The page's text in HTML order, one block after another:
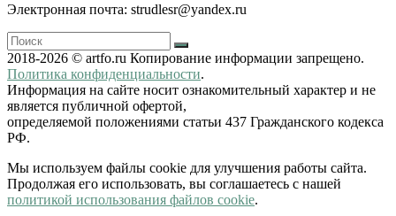
Электронная почта: strudlesr@yandex.ru
2018-2026 © artfo.ru Копирование информации запрещено.
Политика конфиденциальности.
Информация на сайте носит ознакомительный характер и не
является публичной офертой,
определяемой положениями статьи 437 Гражданского кодекса
РФ.
Мы используем файлы cookie для улучшения работы сайта.
Продолжая его использовать, вы соглашаетесь с нашей
политикой использования файлов cookie.